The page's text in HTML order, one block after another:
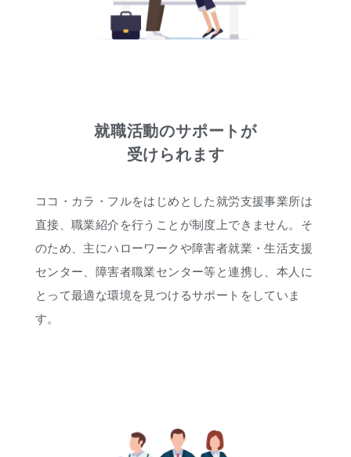
就職活動のサポートが
受けられます
ココ・カラ・フルをはじめとした就労支援事業所は
直接、職業紹介を行うことが制度上できません。そ
のため、主にハローワークや障害者就業・生活支援
センター、障害者職業センター等と連携し、本人に
とって最適な環境を見つけるサポートをしていま
す。